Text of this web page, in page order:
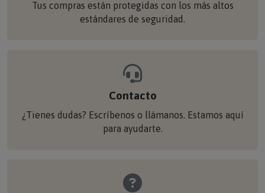
Tus compras están protegidas con los más altos
estándares de seguridad.
Contacto
¿Tienes dudas? Escríbenos o llámanos. Estamos aquí
para ayudarte.